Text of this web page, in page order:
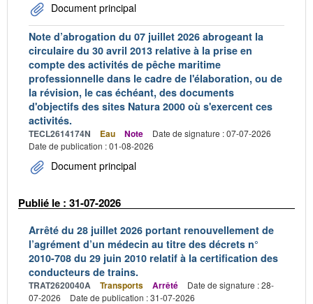
Document principal
Note d’abrogation du 07 juillet 2026 abrogeant la
circulaire du 30 avril 2013 relative à la prise en
compte des activités de pêche maritime
professionnelle dans le cadre de l'élaboration, ou de
la révision, le cas échéant, des documents
d'objectifs des sites Natura 2000 où s'exercent ces
activités.
TECL2614174N Eau Note
Date de signature : 07-07-2026
Date de publication : 01-08-2026
Document principal
Publié le : 31-07-2026
Arrêté du 28 juillet 2026 portant renouvellement de
l’agrément d’un médecin au titre des décrets n°
2010-708 du 29 juin 2010 relatif à la certification des
conducteurs de trains.
TRAT2620040A Transports Arrêté
Date de signature : 28-
07-2026
Date de publication : 31-07-2026